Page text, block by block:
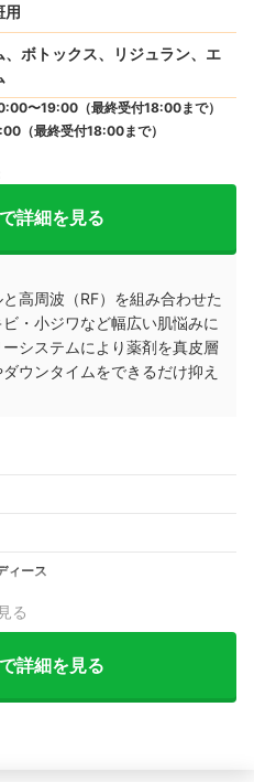
用
、ボトックス、リジュラン、エ
〜19:00（最終受付18:00まで）
（最終受付18:00まで）
詳細を見る
高周波（RF）を組み合わせた
・小ジワなど幅広い肌悩みに
システムにより薬剤を真皮層
ウンタイムをできるだけ抑え
ィース
る
詳細を見る